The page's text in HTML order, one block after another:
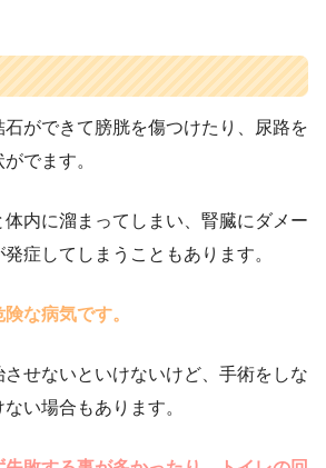
ができて膀胱を傷つけたり、尿路を
でます。
内に溜まってしまい、腎臓にダメー
症してしまうこともあります。
な病気です。
せないといけないけど、手術をしな
い場合もあります。